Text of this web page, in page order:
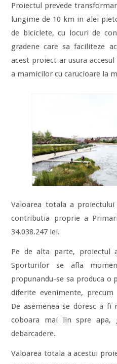
Proiectul prevede
lungime de 10 km in alei
de biciclete, cu locuri de
gradene care sa faciliteze
acest proiect ar usura
a mamicilor cu carucioare la
Valoarea totala a
contributia proprie a
34.038.247 lei.
Pe de alta parte, proiectul
Sporturilor se afla
propunandu-se sa produca o
diferite evenimente,
De asemenea se doresc a fi
coboara mai lin spre apa,
debarcadere.
Valoarea totala a acestui